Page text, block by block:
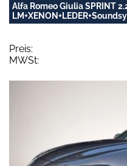
Alfa Romeo Giulia SPRINT
Preis:
MWSt: